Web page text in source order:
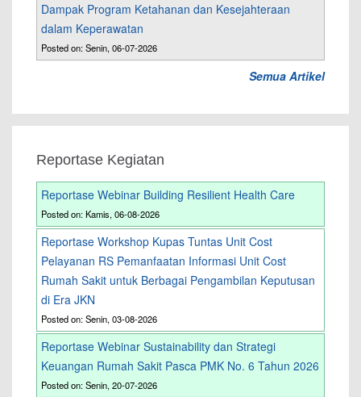
Dampak Program Ketahanan dan Kesejahteraan
dalam Keperawatan
Posted on: Senin, 06-07-2026
Semua Artikel
Reportase Kegiatan
Reportase Webinar Building Resilient Health Care
Posted on: Kamis, 06-08-2026
Reportase Workshop Kupas Tuntas Unit Cost
Pelayanan RS Pemanfaatan Informasi Unit Cost
Rumah Sakit untuk Berbagai Pengambilan Keputusan
di Era JKN
Posted on: Senin, 03-08-2026
Reportase Webinar Sustainability dan Strategi
Keuangan Rumah Sakit Pasca PMK No. 6 Tahun 2026
Posted on: Senin, 20-07-2026